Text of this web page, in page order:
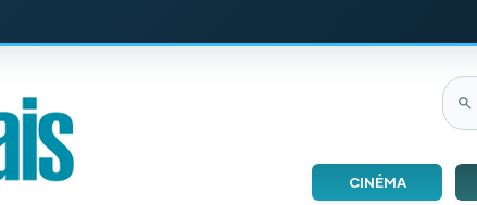
CINÉMA